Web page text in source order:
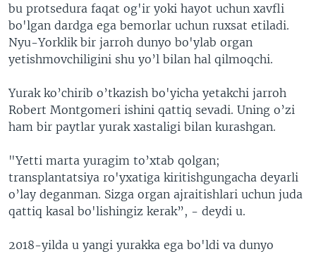
bu protsedura faqat og'ir yoki hayot uchun xavfli
bo'lgan dardga ega bemorlar uchun ruxsat etiladi.
Nyu-Yorklik bir jarroh dunyo bo'ylab organ
yetishmovchiligini shu yo’l bilan hal qilmoqchi.
Yurak ko’chirib o’tkazish bo'yicha yetakchi jarroh
Robert Montgomeri ishini qattiq sevadi. Uning o’zi
ham bir paytlar yurak xastaligi bilan kurashgan.
"Yetti marta yuragim to’xtab qolgan;
transplantatsiya ro'yxatiga kiritishgungacha deyarli
o’lay deganman. Sizga organ ajraitishlari uchun juda
qattiq kasal bo'lishingiz kerak”, - deydi u.
2018-yilda u yangi yurakka ega bo'ldi va dunyo